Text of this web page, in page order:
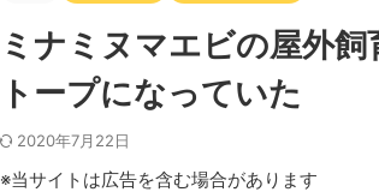
ミナミヌマエビの屋外
トープになっていた
2020年7月22日
※当サイトは広告を含む場合があります